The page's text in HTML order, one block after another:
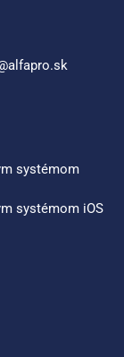
systémom
systémom iOS